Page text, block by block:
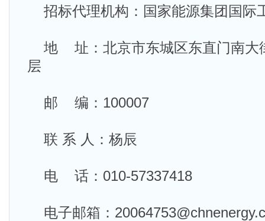
招标代理机构：国家能源集团国际
地 址：北京市东城区东直门南大
层
邮 编：100007
联 系 人：杨辰
电 话：010-57337418
电子邮箱：